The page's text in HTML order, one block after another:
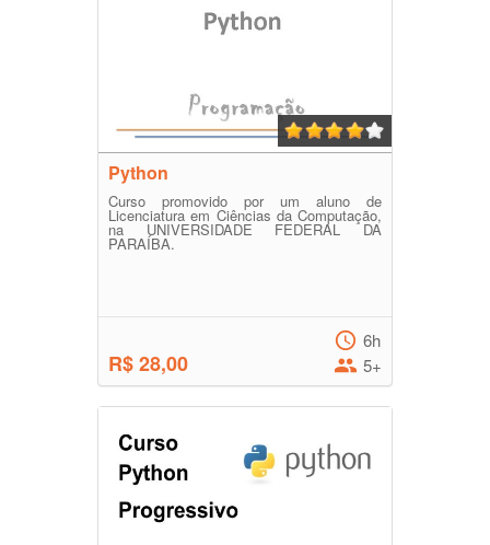
Python
Curso promovido por um aluno de
Licenciatura em Ciências da Computação,
na UNIVERSIDADE FEDERAL DA
PARAÍBA.
R$ 28,00
6h
5+